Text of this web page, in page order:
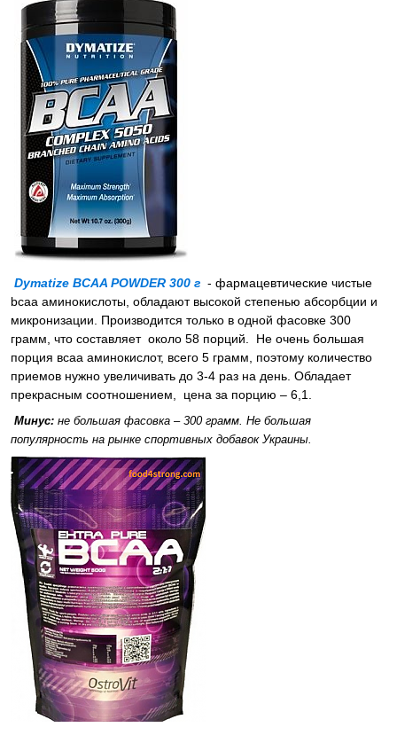
Dymatize BCAA POWDER 300 г - фармацевтические чистые
bcaa аминокислоты, обладают высокой степенью абсорбции и
микронизации. Производится только в одной фасовке 300
грамм, что составляет около 58 порций. Не очень большая
порция всаа аминокислот, всего 5 грамм, поэтому количество
приемов нужно увеличивать до 3-4 раз на день. Обладает
прекрасным соотношением, цена за порцию – 6,1.
Минус: не большая фасовка – 300 грамм. Не большая
популярность на рынке спортивных добавок Украины.